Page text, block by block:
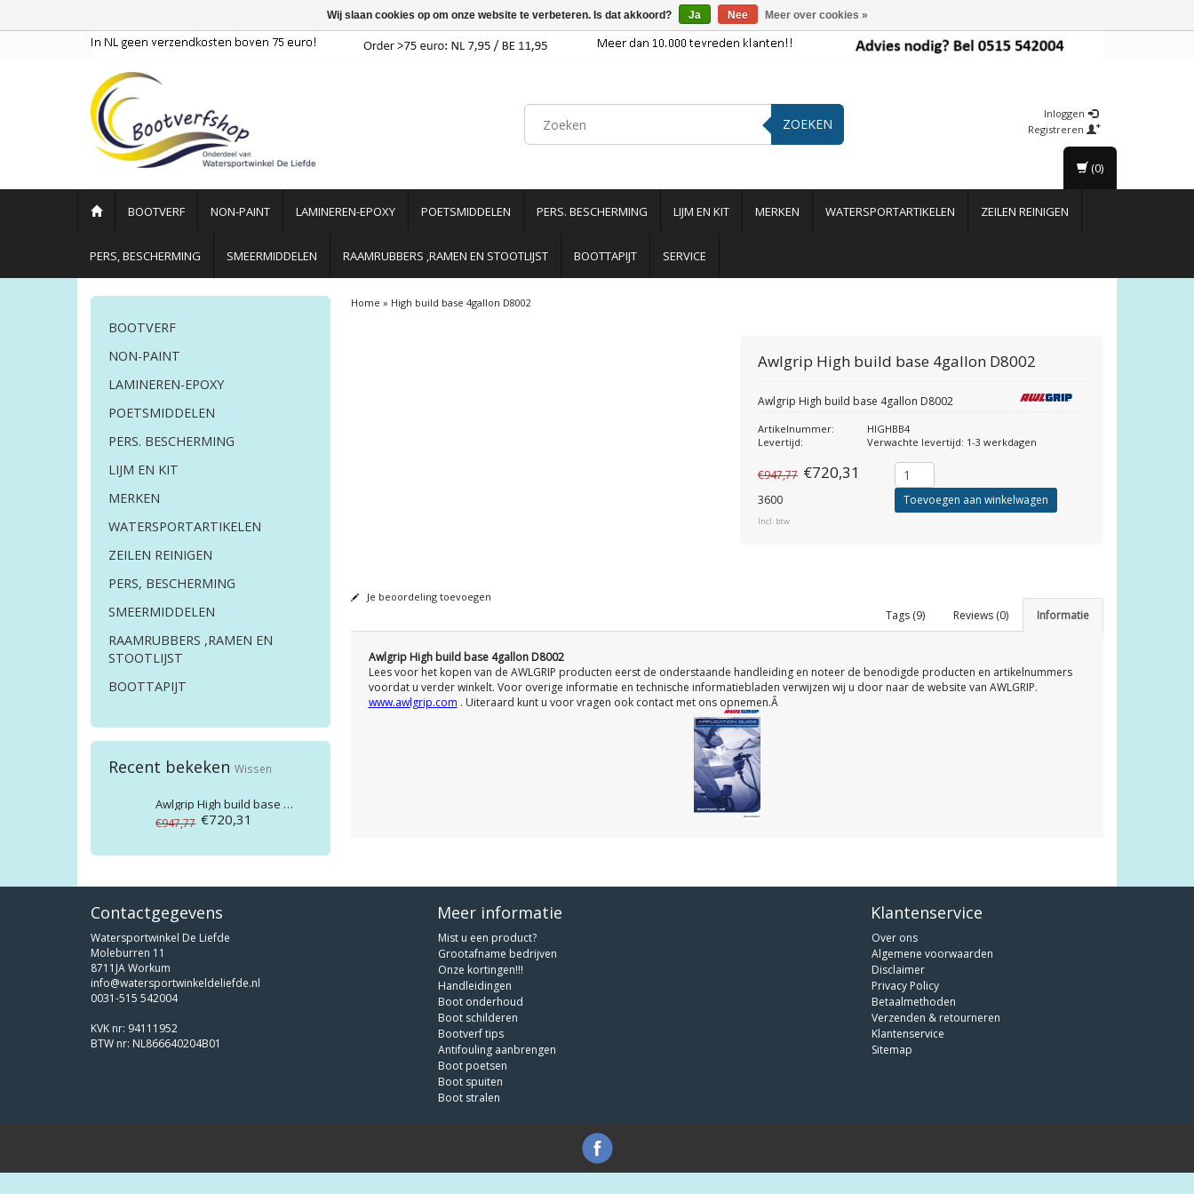
ZOEKEN
Inloggen
Registreren
BOOTVERF NON-PAINT LAMINEREN-EPOXY POETSMIDDELEN PERS. BESCHERMING LIJM EN KIT MERKEN WATERSPORTARTIKELEN ZEILEN REINIGEN
PERS, BESCHERMING SMEERMIDDELEN RAAMRUBBERS ,RAMEN EN STOOTLIJST BOOTTAPIJT SERVICE
(0)
BOOTVERF
NON-PAINT
LAMINEREN-EPOXY
POETSMIDDELEN
PERS. BESCHERMING
LIJM EN KIT
MERKEN
WATERSPORTARTIKELEN
ZEILEN REINIGEN
PERS, BESCHERMING
SMEERMIDDELEN
RAAMRUBBERS ,RAMEN EN
STOOTLIJST
BOOTTAPIJT
Recent bekeken Wissen
Awlgrip High build base 4gallon D8002
€947,77 €720,31
Home » High build base 4gallon D8002
Awlgrip High build base 4gallon D8002
Awlgrip High build base 4gallon D8002
Artikelnummer:
HIGHBB4
Levertijd:
Verwachte levertijd: 1-3 werkdagen
€947,77 €720,31
3600
Incl. btw
Toevoegen aan winkelwagen
Je beoordeling toevoegen
Informatie
Reviews (0)
Tags (9)
Awlgrip High build base 4gallon D8002
Lees voor het kopen van de AWLGRIP producten eerst de onderstaande handleiding en noteer de benodigde producten en artikelnummers
voordat u verder winkelt. Voor overige informatie en technische informatiebladen verwijzen wij u door naar de website van AWLGRIP.
www.awlgrip.com . Uiteraard kunt u voor vragen ook contact met ons opnemen.Â
Contactgegevens
Watersportwinkel De Liefde
Moleburren 11
8711JA Workum
info@watersportwinkeldeliefde.nl
0031-515 542004
KVK nr: 94111952
BTW nr: NL866640204B01
Meer informatie
Mist u een product?
Grootafname bedrijven
Onze kortingen!!!
Handleidingen
Boot onderhoud
Boot schilderen
Bootverf tips
Antifouling aanbrengen
Boot poetsen
Boot spuiten
Boot stralen
Klantenservice
Over ons
Algemene voorwaarden
Disclaimer
Privacy Policy
Betaalmethoden
Verzenden & retourneren
Klantenservice
Sitemap
Wij slaan cookies op om onze website te verbeteren. Is dat akkoord? Ja Nee Meer over cookies »